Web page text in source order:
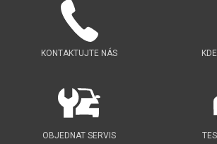
KONTAKTUJTE NÁS
OBJEDNAT SERVIS